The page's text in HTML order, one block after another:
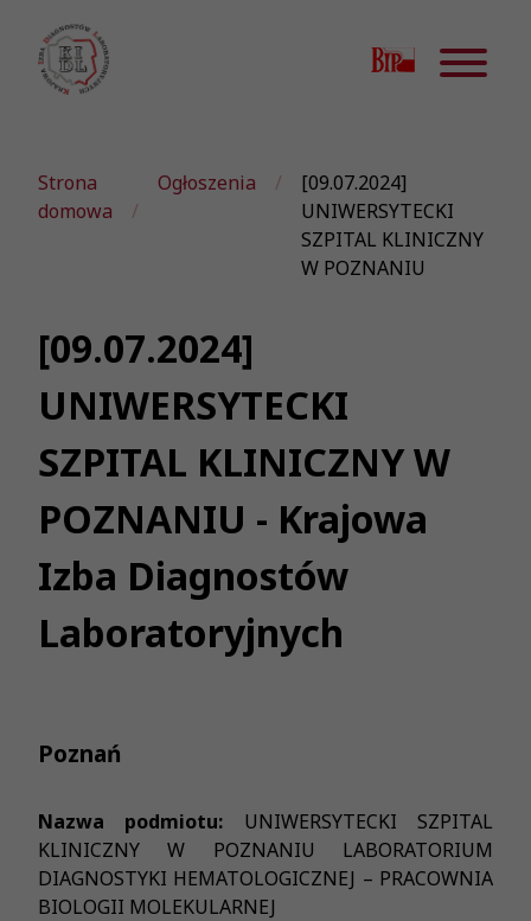
Strona
domowa
Ogłoszenia
[09.07.2024]
UNIWERSYTECKI
SZPITAL KLINICZNY
W POZNANIU
[09.07.2024]
UNIWERSYTECKI
SZPITAL KLINICZNY W
POZNANIU - Krajowa
Izba Diagnostów
Laboratoryjnych
Poznań
Nazwa podmiotu: UNIWERSYTECKI SZPITAL
KLINICZNY W POZNANIU LABORATORIUM
DIAGNOSTYKI HEMATOLOGICZNEJ – PRACOWNIA
BIOLOGII MOLEKULARNEJ